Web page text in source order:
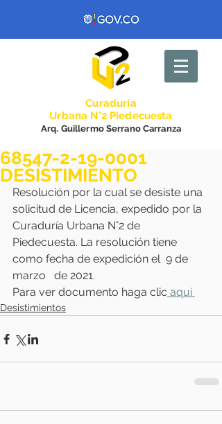
Curaduría
Urbana N°2 Piedecuesta
Arq. Guillermo Serrano Carranza
68547-2-19-0001
DESISTIMIENTO
Resolución por la cual se desiste una
solicitud de Licencia, expedido por la
Curaduría Urbana N°2 de
Piedecuesta. La resolución tiene
como fecha de expedición el  9 de
marzo   de 2021.
Para ver documento haga clic aquí
Desistimientos